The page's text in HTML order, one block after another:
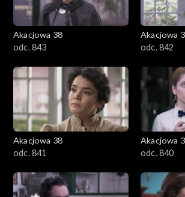
Akacjowa 38
odc. 843
Akacjowa
odc. 842
Akacjowa 38
odc. 841
Akacjowa
odc. 840